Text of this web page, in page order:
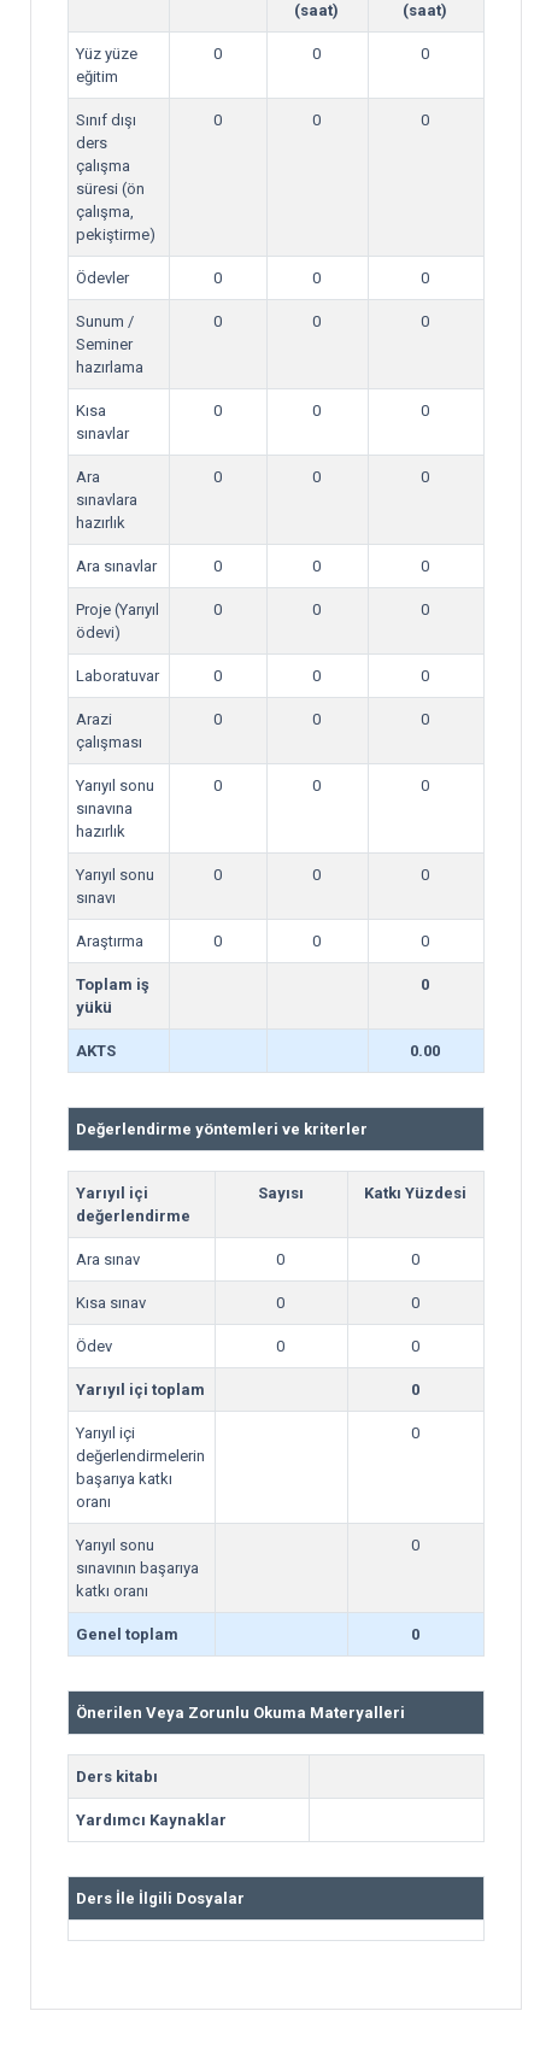
(saat)
(saat)
Yüz yüze
eğitim
0 0 0
Sınıf dışı
ders
çalışma
süresi (ön
çalışma,
pekiştirme)
0 0 0
Ödevler 0 0 0
Sunum /
Seminer
hazırlama
0 0 0
Kısa
sınavlar
0 0 0
Ara
sınavlara
hazırlık
0 0 0
Ara sınavlar 0 0 0
Proje (Yarıyıl
ödevi)
0 0 0
Laboratuvar 0 0 0
Arazi
çalışması
0 0 0
Yarıyıl sonu
sınavına
hazırlık
0 0 0
Yarıyıl sonu
sınavı
0 0 0
Araştırma 0 0 0
Toplam iş
yükü
0
AKTS 0.00
Değerlendirme yöntemleri ve kriterler
Yarıyıl içi
değerlendirme
Sayısı Katkı Yüzdesi
Ara sınav 0 0
Kısa sınav 0 0
Ödev 0 0
Yarıyıl içi toplam 0
Yarıyıl içi
değerlendirmelerin
başarıya katkı
oranı
0
Yarıyıl sonu
sınavının başarıya
katkı oranı
0
Genel toplam 0
Önerilen Veya Zorunlu Okuma Materyalleri
Ders kitabı
Yardımcı Kaynaklar
Ders İle İlgili Dosyalar